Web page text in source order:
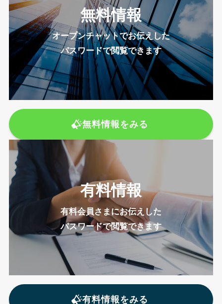
無料情報
オープンチャットでお伝えした
パスワードで閲覧できます
無料情報をみる
有料情報
有料会員さまにお伝えした
パスワードで閲覧できます
有料情報をみる